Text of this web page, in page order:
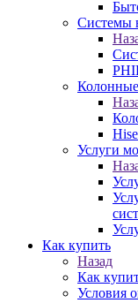
Системы
Услуги
Как купить
Назад
Как
Условия